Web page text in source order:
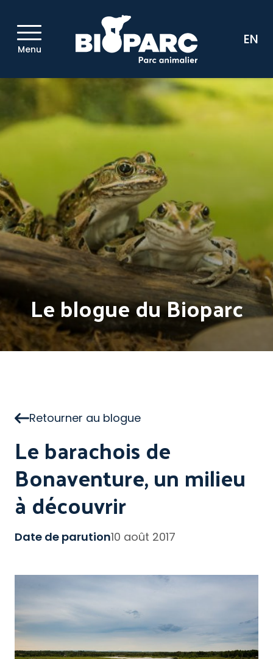
Menu
EN
Le blogue du Bioparc
Retourner au blogue
Le barachois de
Bonaventure, un milieu
à découvrir
Date de parution10 août 2017